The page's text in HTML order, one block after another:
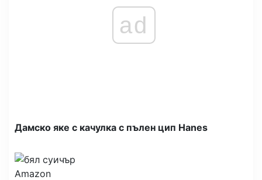
ad
Дамско яке с качулка с пълен цип Hanes
Amazon